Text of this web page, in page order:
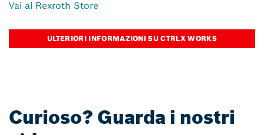
Vai al Rexroth Store
ULTERIORI INFORMAZIONI SU CTRLX WORKS
Curioso? Guarda i nostri